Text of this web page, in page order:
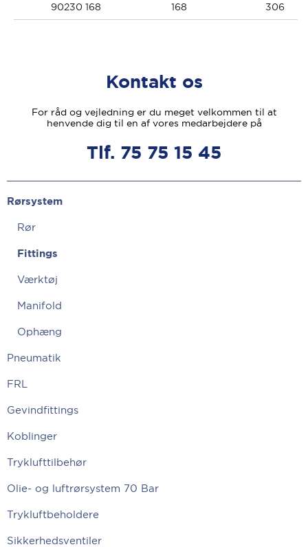
90230 168 168 306
Kontakt os
For råd og vejledning er du meget velkommen til at
henvende dig til en af vores medarbejdere på
Tlf. 75 75 15 45
Rørsystem
Rør
Fittings
Værktøj
Manifold
Ophæng
Pneumatik
FRL
Gevindfittings
Koblinger
Tryklufttilbehør
Olie- og luftrørsystem 70 Bar
Trykluftbeholdere
Sikkerhedsventiler